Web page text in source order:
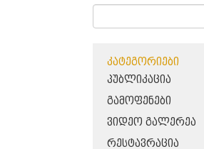
ᲙᲐᲢᲔᲒᲝᲠᲘᲔᲑᲘ
ᲞᲣᲑᲚᲘᲙᲐᲪᲘᲐ
ᲒᲐᲛᲝᲤᲔᲜᲔᲑᲘ
ᲕᲘᲓᲔᲝ ᲒᲐᲚᲔᲠᲔᲐ
ᲠᲔᲡᲢᲐᲕᲠᲐᲪᲘᲐ